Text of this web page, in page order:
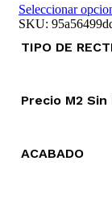
Seleccionar
SKU:
TIPO DE
Precio M2 Sin
ACABADO